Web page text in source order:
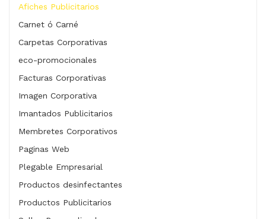
Afiches Publicitarios
Carnet ó Carné
Carpetas Corporativas
eco-promocionales
Facturas Corporativas
Imagen Corporativa
Imantados Publicitarios
Membretes Corporativos
Paginas Web
Plegable Empresarial
Productos desinfectantes
Productos Publicitarios